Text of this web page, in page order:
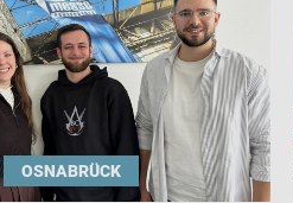
OSNABRÜCK